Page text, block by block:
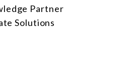
Partner
Solutions